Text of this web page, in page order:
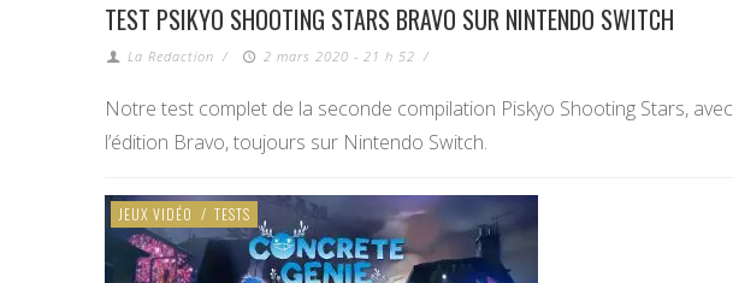
TEST PSIKYO SHOOTING STARS BRAVO SUR NINTENDO SWITCH
La Redaction / 2 mars 2020 - 21 h 52 /
Notre test complet de la seconde compilation Piskyo Shooting Stars, avec
l’édition Bravo, toujours sur Nintendo Switch.
JEUX VIDÉO / TESTS